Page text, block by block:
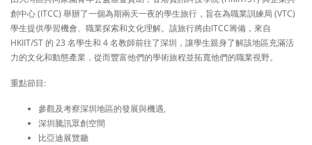
創中心 (ITCC) 舉辦了一個為期兩天一夜的學生旅行，旨在為職業訓練局 (VTC)
學生提供學習機會、職業探索和文化理解。該旅行將由ITCC籌備，來自
HKIIT/ST 的 23 名學生和 4 名教師前往了深圳，讓學生親身了解該地區充滿活
力的文化和動態產業，從而豐富他們的學術旅程並拓寬他們的職業視野。
重點節目:
參觀及考察深圳地區的發展與機遇,
深圳騰訊眾創空間
比亞迪展覽廳